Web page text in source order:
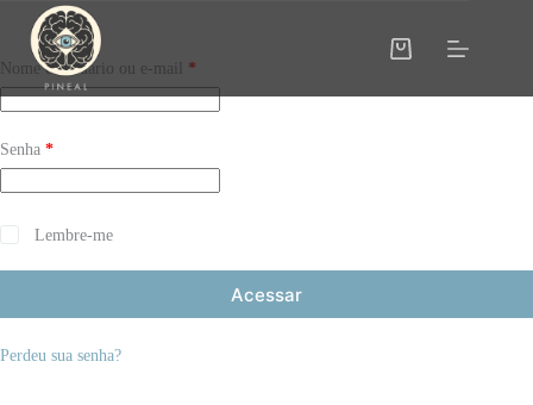
Nome de usuário ou e-mail *
Senha *
Lembre-me
Acessar
Perdeu sua senha?